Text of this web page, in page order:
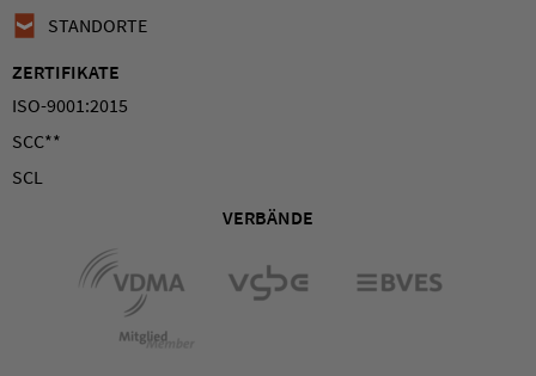
STANDORTE
ZERTIFIKATE
ISO-9001:2015
SCC**
SCL
VERBÄNDE